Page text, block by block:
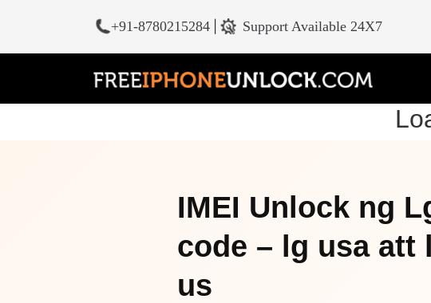
+91-8780215284 Support Available 24X7
IMEI Unlock ng
code – lg usa
us